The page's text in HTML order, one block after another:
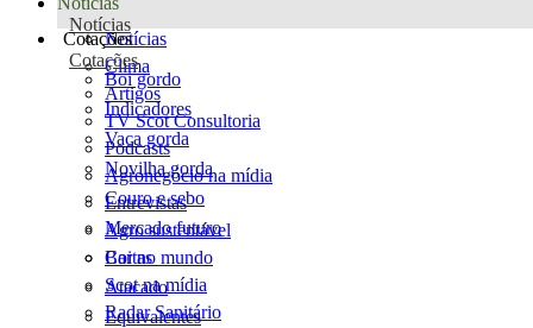
Notícias
Notícias
Clima
Artigos
TV Scot Consultoria
Podcasts
Agronegócio na mídia
Entrevistas
Agro sustentável
Cartas
Scot na mídia
Radar Sanitário
Cotações
Cotações
Boi gordo
Indicadores
Vaca gorda
Novilha gorda
Couro e sebo
Mercado futuro
Boi no mundo
Atacado
Equivalentes